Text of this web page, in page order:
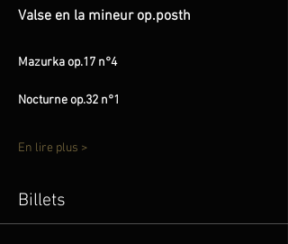
Valse en la mineur op.posth
Mazurka op.17 n°4
Nocturne op.32 n°1
En lire plus >
Billets